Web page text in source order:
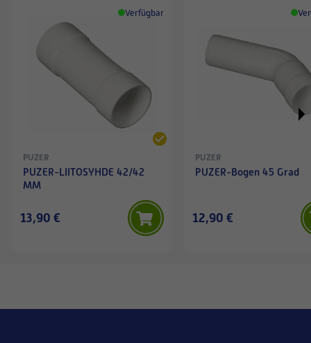
Verfügbar
PUZER
PUZER-LIITOSYHDE 42/42
MM
13,90 €
PUZER
PUZER-Bogen 45 Grad
12,90 €